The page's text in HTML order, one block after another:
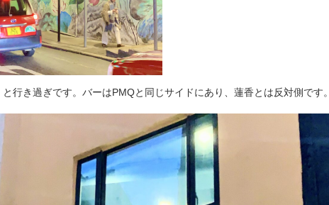
行き過ぎです。バーはPMQと同じサイドにあり、蓮香とは反対側です。